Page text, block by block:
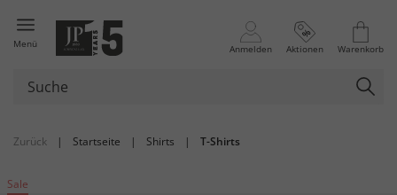
Menü Anmelden Aktionen Warenkorb
Zurück | Startseite | Shirts | T-Shirts
Sale